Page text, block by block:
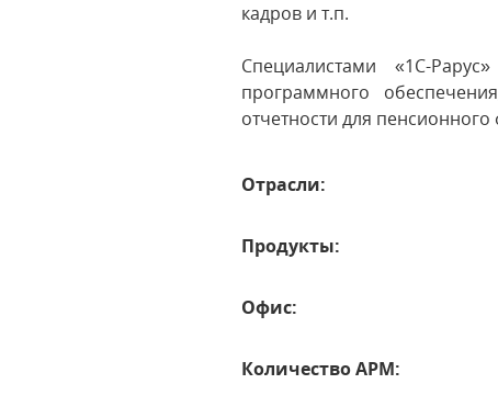
кадров и т.п.
Специалистами «1С-
программного
отчетности для пенсионного
Отрасли:
Продукты:
Офис:
Количество АРМ: